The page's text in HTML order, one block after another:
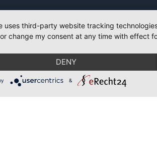
uses third-party website tracking
change my consent at any time with effect
DENY
&